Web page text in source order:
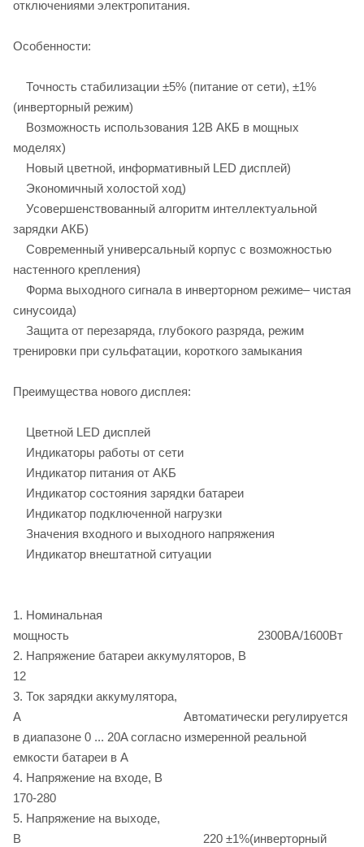
отключениями электропитания.
Особенности:
Точность стабилизации ±5% (питание от сети), ±1%
(инверторный режим)
Возможность использования 12В АКБ в мощных
моделях)
Новый цветной, информативный LED дисплей)
Экономичный холостой ход)
Усовершенствованный алгоритм интеллектуальной
зарядки АКБ)
Современный универсальный корпус с возможностью
настенного крепления)
Форма выходного сигнала в инверторном режиме– чистая
синусоида)
Защита от перезаряда, глубокого разряда, режим
тренировки при сульфатации, короткого замыкания
Преимущества нового дисплея:
Цветной LED дисплей
Индикаторы работы от сети
Индикатор питания от АКБ
Индикатор состояния зарядки батареи
Индикатор подключенной нагрузки
Значения входного и выходного напряжения
Индикатор внештатной ситуации
1. Номинальная
мощность 2300ВА/1600Вт
2. Напряжение батареи аккумуляторов, В
12
3. Ток зарядки аккумулятора,
А Автоматически регулируется
в диапазоне 0 ... 20A согласно измеренной реальной
емкости батареи в А
4. Напряжение на входе, В
170-280
5. Напряжение на выходе,
В 220 ±1%(инверторный